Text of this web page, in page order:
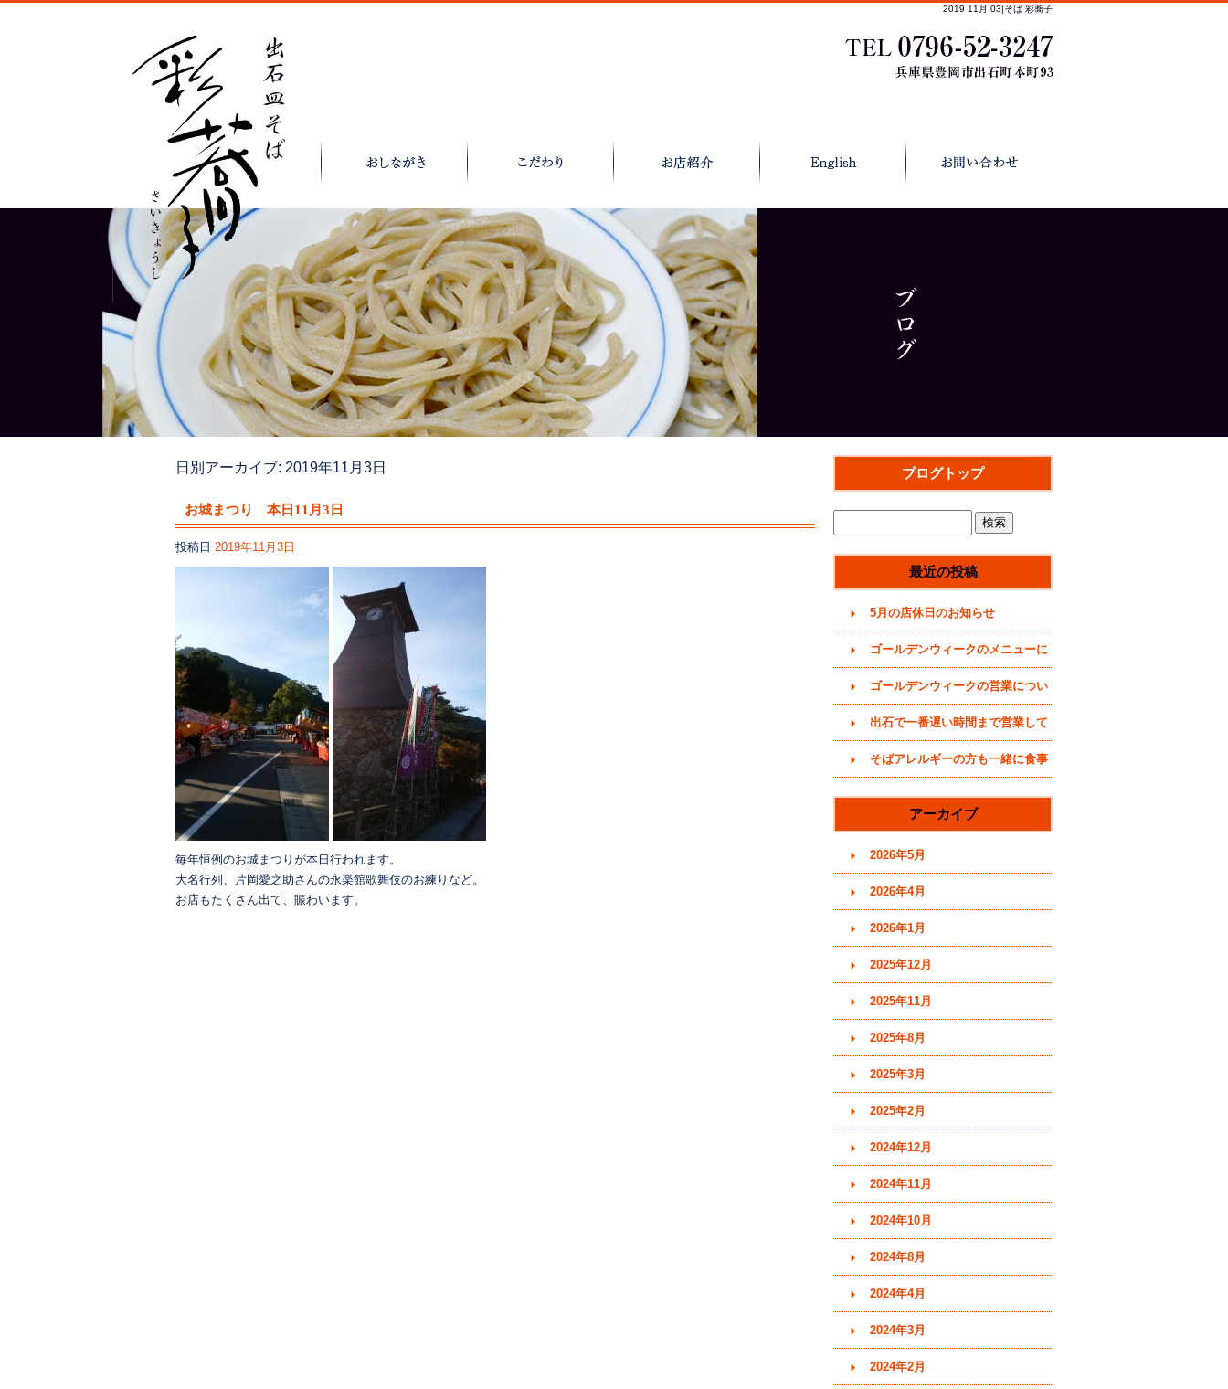
2019 11月 03|そば 彩蕎子
日別アーカイブ: 2019年11月3日
お城まつり 本日11月3日
投稿日 2019年11月3日
毎年恒例のお城まつりが本日行われます。
大名行列、片岡愛之助さんの永楽館歌舞伎のお練りなど。
お店もたくさん出て、賑わいます。
ブログトップ
最近の投稿
5月の店休日のお知らせ
ゴールデンウィークのメニューに
ついて(2026年)
ゴールデンウィークの営業につい
て(2026年4月29日)
出石で一番遅い時間まで営業して
いるそば屋(〜20時まで)
そばアレルギーの方も一緒に食事
をどうぞ (うどんメニューありま
す)
アーカイブ
2026年5月
2026年4月
2026年1月
2025年12月
2025年11月
2025年8月
2025年3月
2025年2月
2024年12月
2024年11月
2024年10月
2024年8月
2024年4月
2024年3月
2024年2月